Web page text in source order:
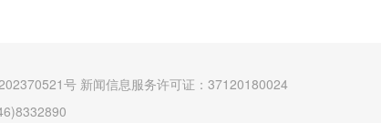
号 新闻信息服务许可证：37120180024